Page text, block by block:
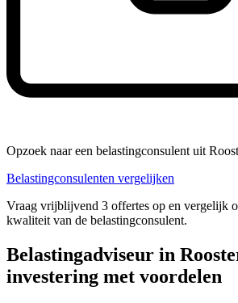
Opzoek naar een belastingconsulent uit
Belastingconsulenten vergelijken
Vraag vrijblijvend 3 offertes op en vergelijk
kwaliteit van de belastingconsulent.
Belastingadviseur in
investering met voordelen